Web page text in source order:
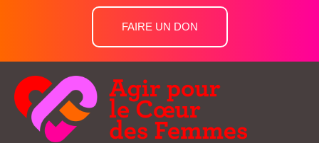
FAIRE UN DON